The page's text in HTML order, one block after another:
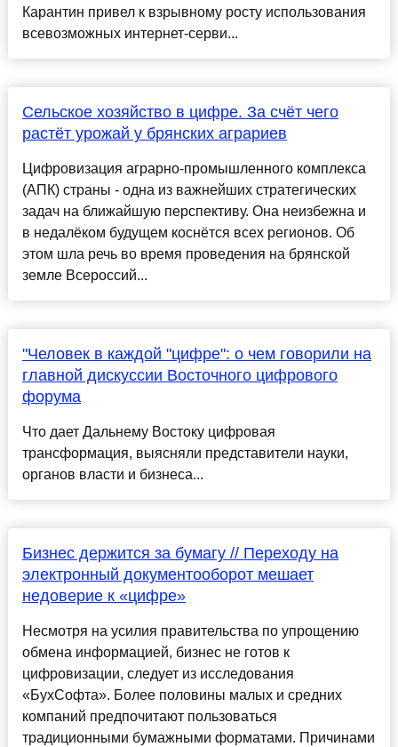
Карантин привел к взрывному росту использования
всевозможных интернет-серви...
Сельское хозяйство в цифре. За счёт чего
растёт урожай у брянских аграриев
Цифровизация аграрно-промышленного комплекса
(АПК) страны - одна из важнейших стратегических
задач на ближайшую перспективу. Она неизбежна и
в недалёком будущем коснётся всех регионов. Об
этом шла речь во время проведения на брянской
земле Всероссий...
"Человек в каждой "цифре": о чем говорили на
главной дискуссии Восточного цифрового
форума
Что дает Дальнему Востоку цифровая
трансформация, выясняли представители науки,
органов власти и бизнеса...
Бизнес держится за бумагу // Переходу на
электронный документооборот мешает
недоверие к «цифре»
Несмотря на усилия правительства по упрощению
обмена информацией, бизнес не готов к
цифровизации, следует из исследования
«БухСофта». Более половины малых и средних
компаний предпочитают пользоваться
традиционными бумажными форматами. Причинами